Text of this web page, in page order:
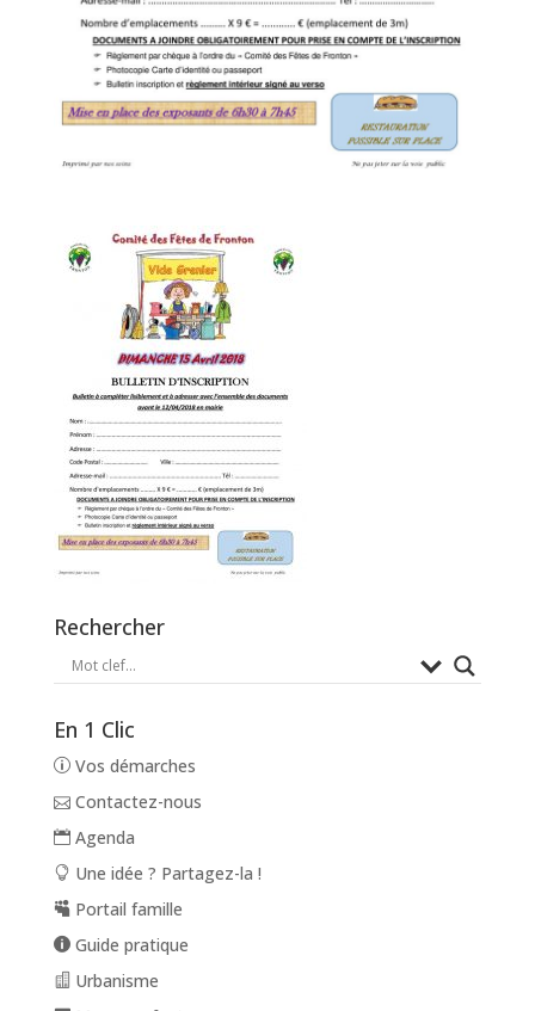
Rechercher
En 1 Clic
Vos démarches
Contactez-nous
Agenda
Une idée ? Partagez-la !
Portail famille
Guide pratique
Urbanisme